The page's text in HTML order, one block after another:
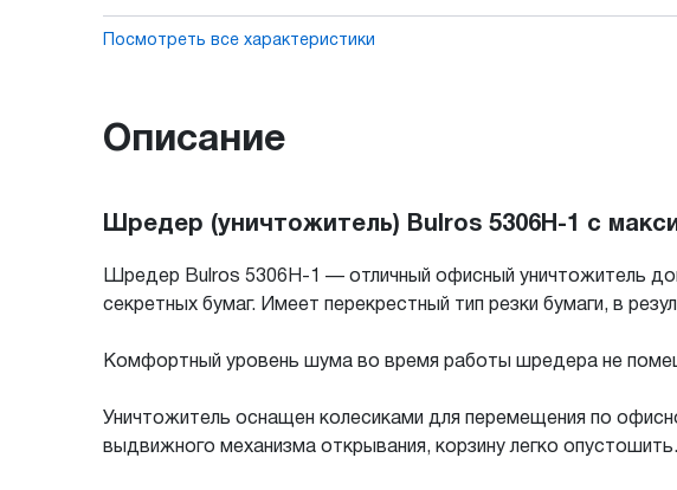
Посмотреть все характеристики
Описание
Шредер (уничтожитель) Bulros 5306H-1 с
Шредер Bulros 5306H-1 — отличный офисный уничтожитель
секретных бумаг. Имеет перекрестный тип резки бумаги, в
Комфортный уровень шума во время работы шредера не
Уничтожитель оснащен колесиками для перемещения по
выдвижного механизма открывания, корзину легко опустошить.